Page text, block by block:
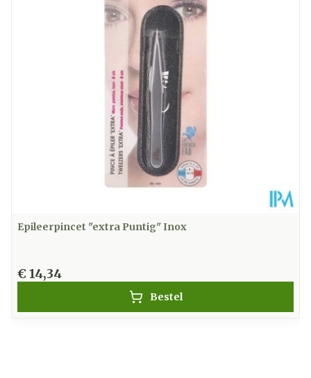
Epileerpincet "extra Puntig" Inox
€ 14,34
Bestel